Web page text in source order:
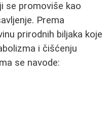
se promoviše kao
Prema
prirodnih biljaka koje
i čišćenju
se navode: